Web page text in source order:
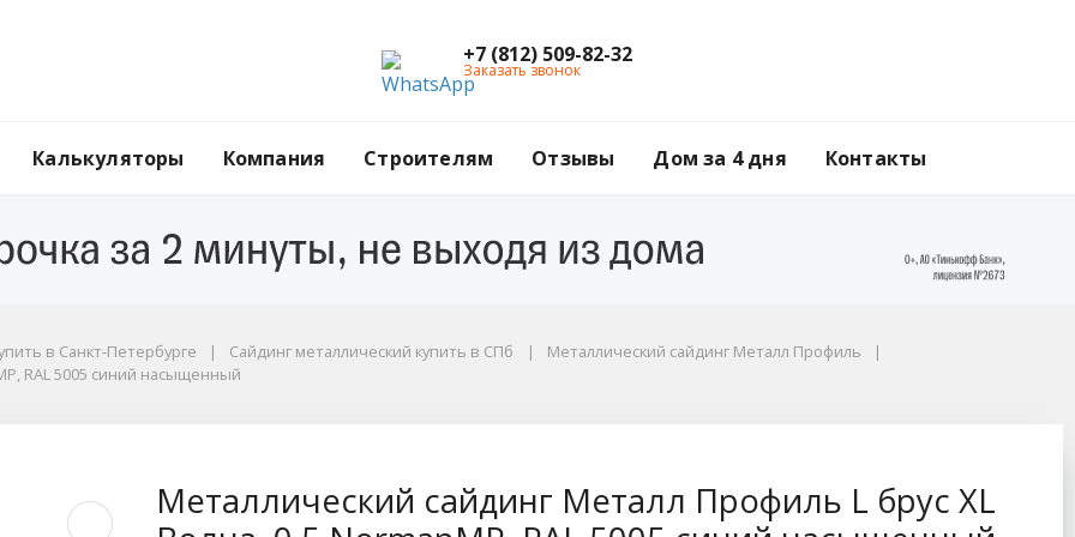
+7 (812) 509-82-32
Заказать звонок
Калькуляторы Компания Строителям Отзывы Дом за 4 дня Контакты
RAL 5005 синий насыщенный
в Санкт-Петербурге Сайдинг металлический купить в СПб
Металлический сайдинг Металл Профиль
RAL 5005 синий насыщенный
Металлический сайдинг Металл Профиль L брус XL